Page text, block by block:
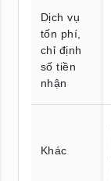
Dịch vụ
tốn phí,
chỉ định
số tiền
nhận
Khác